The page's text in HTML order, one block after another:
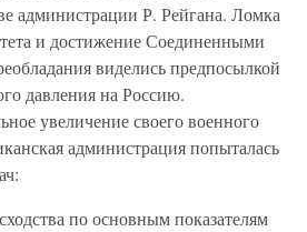
администрации Р. Рейгана. Ломка
и достижение Соединенными
виделись предпосылкой
давления на Россию.
увеличение своего военного
администрация попыталась
по основным показателям